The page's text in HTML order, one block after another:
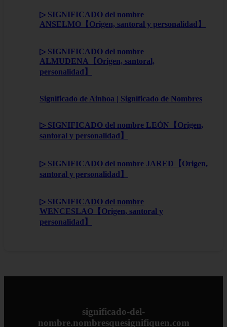
▷ SIGNIFICADO del nombre
ANSELMO【Origen, santoral y personalidad】
▷ SIGNIFICADO del nombre
ALMUDENA【Origen, santoral,
personalidad】
Significado de Ainhoa | Significado de Nombres
▷ SIGNIFICADO del nombre LEÓN【Origen,
santoral y personalidad】
▷ SIGNIFICADO del nombre JARED【Origen,
santoral y personalidad】
▷ SIGNIFICADO del nombre
WENCESLAO【Origen, santoral y
personalidad】
significado-del-
nombre.nombresquesignifiquen.com